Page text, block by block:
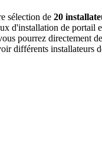
sélection de 20
d'installation de portail
pourrez directement
différents installateurs